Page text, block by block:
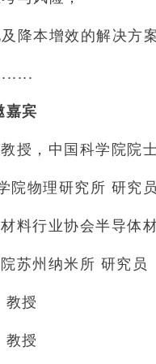
降本增效的解决方案
......
嘉宾
授，中国科学院院
院物理研究所 研究
料行业协会半导体
苏州纳米所 研究员
教授
教授